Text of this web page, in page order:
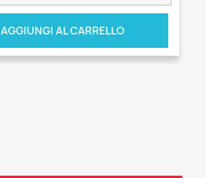
AGGIUNGI AL CARRELLO